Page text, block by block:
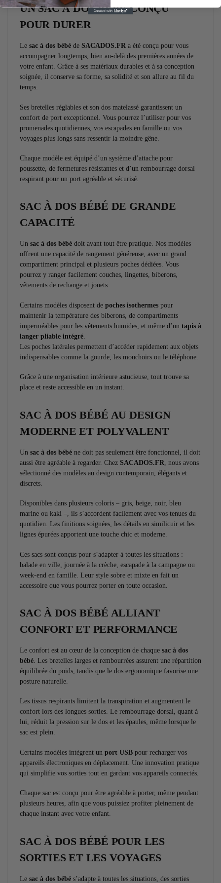
UN SAC À DOS BÉBÉ CONÇU
POUR DURER
Le sac à dos bébé de SACADOS.FR a été conçu pour vous
accompagner longtemps, bien au-delà des premières années de
votre enfant. Grâce à ses matériaux durables et à sa conception
soignée, il conserve sa forme, sa solidité et son allure au fil du
temps.
Ses bretelles réglables et son dos matelassé garantissent un
confort de port exceptionnel. Vous pourrez l’utiliser pour vos
promenades quotidiennes, vos escapades en famille ou vos
voyages plus longs sans ressentir la moindre gêne.
Chaque modèle est équipé d’un système d’attache pour
poussette, de fermetures résistantes et d’un rembourrage dorsal
respirant pour un port agréable et sécurisé.
SAC À DOS BÉBÉ DE GRANDE
CAPACITÉ
Un sac à dos bébé doit avant tout être pratique. Nos modèles
offrent une capacité de rangement généreuse, avec un grand
compartiment principal et plusieurs poches dédiées. Vous
pourrez y ranger facilement couches, lingettes, biberons,
vêtements de rechange et jouets.
Certains modèles disposent de poches isothermes pour
maintenir la température des biberons, de compartiments
imperméables pour les vêtements humides, et même d’un tapis à
langer pliable intégré
Les poches latérales permettent d’accéder rapidement aux objets
indispensables comme la gourde, les mouchoirs ou le téléphone.
Grâce à une organisation intérieure astucieuse, tout trouve sa
place et reste accessible en un instant.
SAC À DOS BÉBÉ AU DESIGN
MODERNE ET POLYVALENT
Un sac à dos bébé ne doit pas seulement être fonctionnel, il doit
aussi être agréable à regarder. Chez SACADOS.FR , nous avons
sélectionné des modèles au design contemporain, élégants et
discrets.
Disponibles dans plusieurs coloris – gris, beige, noir, bleu
marine ou kaki –, ils s’accordent facilement avec vos tenues du
quotidien. Les finitions soignées, les détails en similicuir et les
lignes épurées apportent une touche chic et moderne.
Ces sacs sont conçus pour s’adapter à toutes les situations :
balade en ville, journée à la crèche, escapade à la campagne ou
week-end en famille. Leur style sobre et mixte en fait un
accessoire que vous pourrez porter en toute occasion.
SAC À DOS BÉBÉ ALLIANT
CONFORT ET PERFORMANCE
Le confort est au cœur de la conception de chaque sac à dos
bébé . Les bretelles larges et rembourrées assurent une répartition
équilibrée du poids, tandis que le dos ergonomique favorise une
posture naturelle.
Les tissus respirants limitent la transpiration et augmentent le
confort lors des longues sorties. Le rembourrage dorsal, quant à
lui, réduit la pression sur le dos et les épaules, même lorsque le
sac est plein.
Certains modèles intègrent un port USB pour recharger vos
appareils électroniques en déplacement. Une innovation pratique
qui simplifie vos sorties tout en gardant vos appareils connectés.
Chaque sac est conçu pour être agréable à porter, même pendant
plusieurs heures, afin que vous puissiez profiter pleinement de
chaque instant avec votre enfant.
SAC À DOS BÉBÉ POUR LES
SORTIES ET LES VOYAGES
Le sac à dos bébé s’adapte à toutes les situations, des sorties